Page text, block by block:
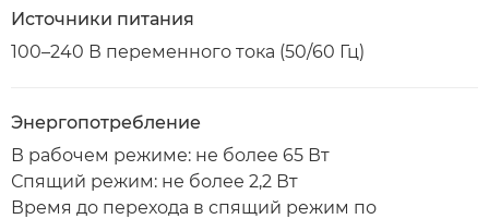
Источники питания
100–240 В переменного тока (50/60 Гц)
Энергопотребление
В рабочем режиме: не более 65 Вт
Спящий режим: не более 2,2 Вт
Время до перехода в спящий режим по